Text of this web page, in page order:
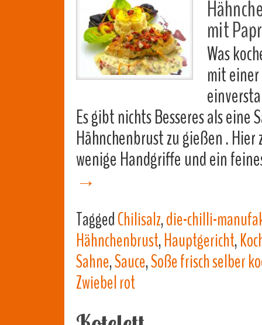
mit
Was
mit
Es gibt nichts Besseres als eine
Hähnchenbrust zu gießen .
wenige Handgriffe und ein
→
TaggedChilisalz,die-chilli-
Hähnchenbrust,Hauptgericht,
Sahne,Sauce,Soße frisch selber
Zwiebel rot